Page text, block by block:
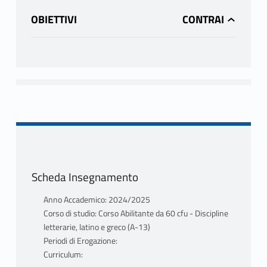
OBIETTIVI
Scheda Insegnamento
Anno Accademico: 2024/2025
Corso di studio: Corso Abilitante da 60 cfu - Discipline
letterarie, latino e greco (A-13)
Periodi di Erogazione:
Curriculum: